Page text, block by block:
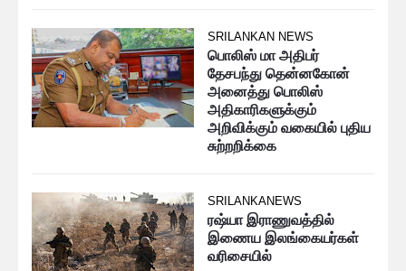
SRILANKAN NEWS
பொலிஸ் மா அதிபர்
தேசபந்து தென்னகோன்
அனைத்து பொலிஸ்
அதிகாரிகளுக்கும்
அறிவிக்கும் வகையில் புதிய
சுற்றறிக்கை
SRILANKANEWS
ரஷ்யா இராணுவத்தில்
இணைய இலங்கையர்கள்
வரிசையில்